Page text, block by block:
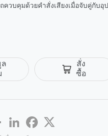
วบคุมด้วยคำสั่งเสียงเมื่อจับคู่กับอุป
สั่ง
ซื้อ
Share LinkedInFacebook